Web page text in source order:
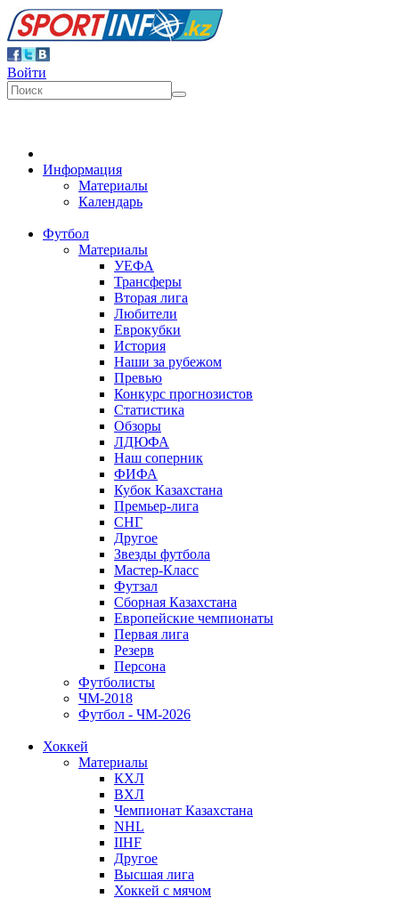
Войти
Информация
Материалы
Календарь
Футбол
Материалы
УЕФА
Трансферы
Вторая лига
Любители
Еврокубки
История
Наши за рубежом
Превью
Конкурс прогнозистов
Статистика
Обзоры
ЛДЮФА
Наш соперник
ФИФА
Кубок Казахстана
Премьер-лига
СНГ
Другое
Звезды футбола
Мастер-Класс
Футзал
Сборная Казахстана
Европейские чемпионаты
Первая лига
Резерв
Персона
Футболисты
ЧМ-2018
Футбол - ЧМ-2026
Хоккей
Материалы
КХЛ
ВХЛ
Чемпионат Казахстана
NHL
IIHF
Другое
Высшая лига
Хоккей с мячом